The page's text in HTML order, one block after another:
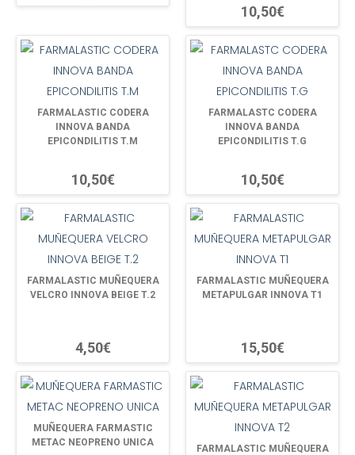
10,50€
FARMALASTIC CODERA
INNOVA BANDA
EPICONDILITIS T.M
10,50€
FARMALASTC CODERA
INNOVA BANDA
EPICONDILITIS T.G
10,50€
FARMALASTIC MUÑEQUERA
VELCRO INNOVA BEIGE T.2
4,50€
FARMALASTIC MUÑEQUERA
METAPULGAR INNOVA T1
15,50€
MUÑEQUERA FARMASTIC
METAC NEOPRENO UNICA
FARMALASTIC MUÑEQUERA